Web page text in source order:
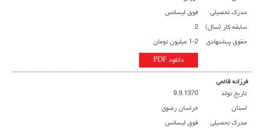
مدرک تحصیلی
فوق لیسانس
سابقه کار (سال)
2
حقوق پیشنهادی
1-2 میلیون تومان
دانلود PDF
فرزانه قائمی
تاریخ تولد
9.9.1370
استان
خراسان رضوی
مدرک تحصیلی
فوق لیسانس